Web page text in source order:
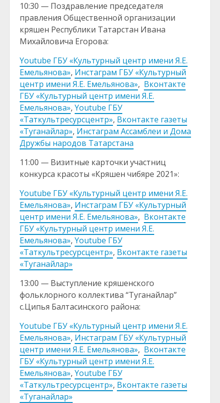
10:30 — Поздравление председателя
правления Общественной организации
кряшен Республики Татарстан Ивана
Михайловича Егорова:
Youtube ГБУ «Культурный центр имени Я.Е.
Емельянова», Инстаграм ГБУ «Культурный
центр имени Я.Е. Емельянова», Вконтакте
ГБУ «Культурный центр имени Я.Е.
Емельянова», Youtube ГБУ
«Таткультресурсцентр», Вконтакте газеты
«Туганайлар», Инстаграм Ассамблеи и Дома
Дружбы народов Татарстана
11:00 — Визитные карточки участниц
конкурса красоты «Кряшен чибяре 2021»:
Youtube ГБУ «Культурный центр имени Я.Е.
Емельянова», Инстаграм ГБУ «Культурный
центр имени Я.Е. Емельянова», Вконтакте
ГБУ «Культурный центр имени Я.Е.
Емельянова», Youtube ГБУ
«Таткультресурсцентр», Вконтакте газеты
«Туганайлар»
13:00 — Выступление кряшенского
фольклорного коллектива “Туганайлар”
с.Ципья Балтасинского района:
Youtube ГБУ «Культурный центр имени Я.Е.
Емельянова», Инстаграм ГБУ «Культурный
центр имени Я.Е. Емельянова», Вконтакте
ГБУ «Культурный центр имени Я.Е.
Емельянова», Youtube ГБУ
«Таткультресурсцентр», Вконтакте газеты
«Туганайлар»